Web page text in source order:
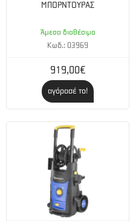
ΜΠΟΡΝΤΟΥΡΑΣ
Άμεσα διαθέσιμο
Κωδ.: 03969
919,00€
αγόρασέ το!